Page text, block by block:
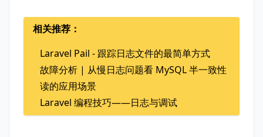
相关推荐：
Laravel Pail - 跟踪日志文件的最简单方式
故障分析 | 从慢日志问题看 MySQL 半一致性
读的应用场景
Laravel 编程技巧——日志与调试